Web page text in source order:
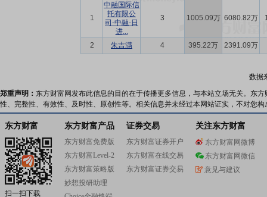
1
中融国际信
托有限公
司-中融-日
进...
3 1005.09万 6080.82万
2 朱吉满 4 395.22万 2391.09万
数据
郑重声明： 东方财富网发布此信息的目的在于传播更多信息，与本站立场无关。东
性、完整性、有效性、及时性、原创性等。相关信息并未经过本网站证实，不对您
东方财富
扫一扫下载
东方财富产品
东方财富免费版
东方财富Level-2
东方财富策略版
妙想投研助理
证券交易
东方财富证券开户
东方财富在线交易
东方财富证券交易
关注东方财富
东方财富网微博
东方财富网微信
意见与建议